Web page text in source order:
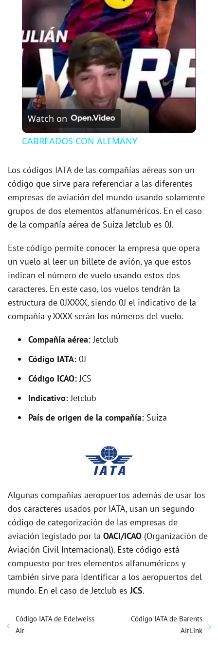
l
a
y
V
i
d
e
o
Watch on
CABREADOS CON ALEMANY
Los códigos IATA de las compañías aéreas son un
código que sirve para referenciar a las diferentes
empresas de aviación del mundo usando solamente
grupos de dos elementos alfanuméricos. En el caso
de la compañía aérea de Suiza Jetclub es 0J.
Este código permite conocer la empresa que opera
un vuelo al leer un billete de avión, ya que estos
indican el número de vuelo usando estos dos
caracteres. En este caso, los vuelos tendrán la
estructura de 0JXXXX, siendo 0J el indicativo de la
compañía y XXXX serán los números del vuelo.
Compañía aérea:Jetclub
Código IATA: 0J
Código ICAO:JCS
Indicativo:Jetclub
País de origen de la compañía: Suiza
Algunas compañías aeropuertos además de usar los
dos caracteres usados por IATA, usan un segundo
código de categorización de las empresas de
aviación legislado por la OACI/ICAO (Organización de
Aviación Civil Internacional). Este código está
compuesto por tres elementos alfanuméricos y
también sirve para identificar a los aeropuertos del
mundo. En el caso de Jetclub esJCS.
Código IATA de Edelweiss
Air
Código IATA de Barents
AirLink